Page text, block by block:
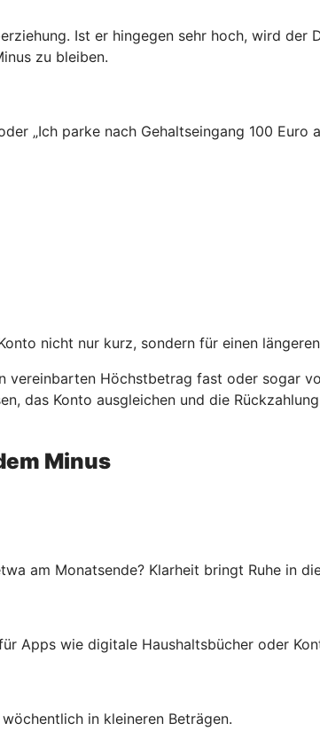
Ist er hingegen sehr hoch, wird der
zu bleiben.
„Ich parke nach Gehaltseingang 100 Euro
nicht nur kurz, sondern für einen
vereinbarten Höchstbetrag fast oder sogar
das Konto ausgleichen und die
Minus
am Monatsende? Klarheit bringt Ruhe in
Apps wie digitale Haushaltsbücher oder
in kleineren Beträgen.